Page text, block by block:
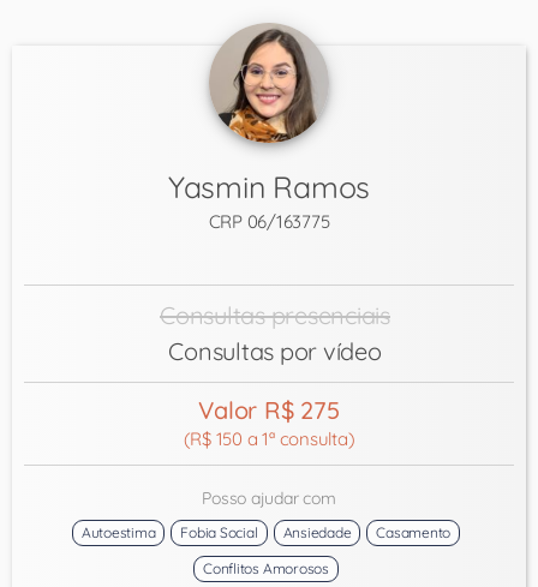
Yasmin Ramos
CRP 06/163775
Consultas presenciais
Consultas por vídeo
Valor R$ 275
(R$ 150 a 1ª consulta)
Posso ajudar com
Autoestima Fobia Social Ansiedade
Casamento
Conflitos Amorosos